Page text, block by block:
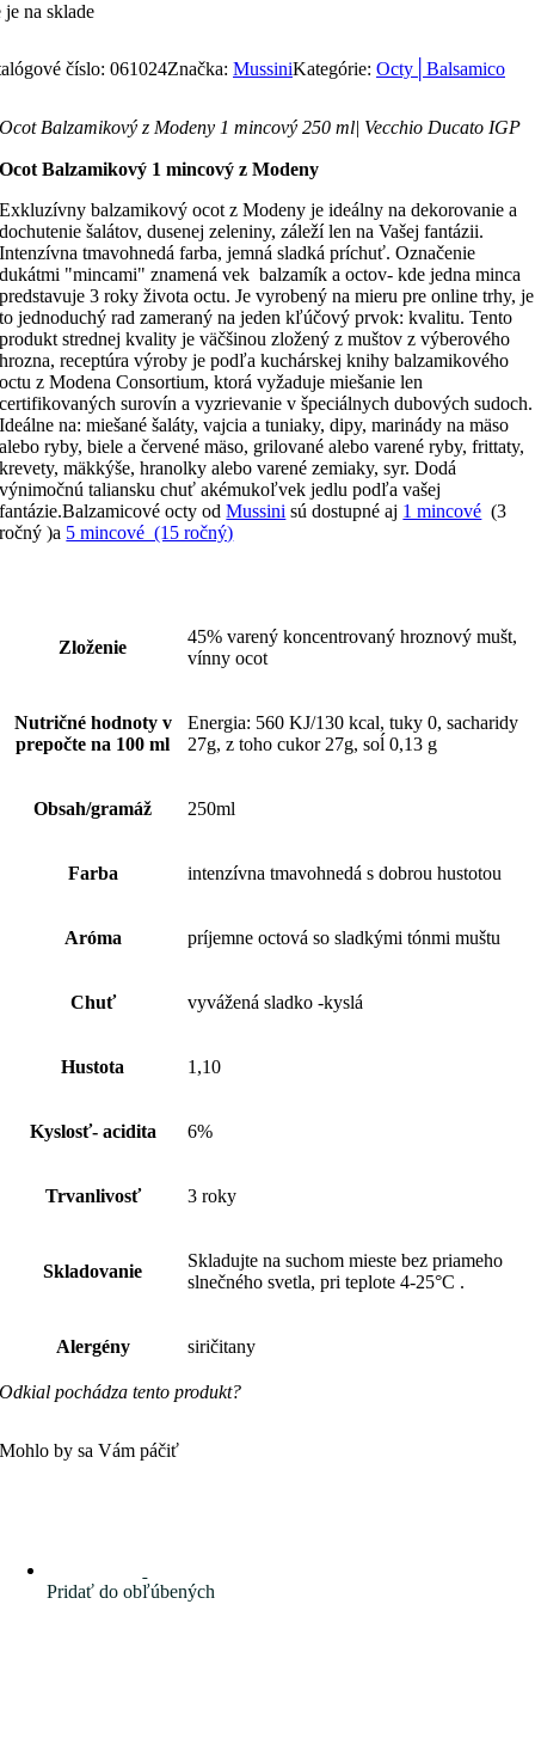
je na sklade
číslo: 061024Značka: MussiniKategórie: Octy│Balsamico
Ocot Balzamikový z Modeny 1 mincový 250 ml| Vecchio Ducato IGP
Ocot Balzamikový 1 mincový z Modeny
Exkluzívny balzamikový ocot z Modeny je ideálny na dekorovanie a
dochutenie šalátov, dusenej zeleniny, záleží len na Vašej fantázii.
Intenzívna tmavohnedá farba, jemná sladká príchuť. Označenie
dukátmi "mincami" znamená vek balzamík a octov- kde jedna minca
predstavuje 3 roky života octu. Je vyrobený na mieru pre online trhy, je
to jednoduchý rad zameraný na jeden kľúčový prvok: kvalitu. Tento
produkt strednej kvality je väčšinou zložený z muštov z výberového
hrozna, receptúra výroby je podľa kuchárskej knihy balzamikového
octu z Modena Consortium, ktorá vyžaduje miešanie len
certifikovaných surovín a vyzrievanie v špeciálnych dubových sudoch.
Ideálne na: miešané šaláty, vajcia a tuniaky, dipy, marinády na mäso
alebo ryby, biele a červené mäso, grilované alebo varené ryby, frittaty,
krevety, mäkkýše, hranolky alebo varené zemiaky, syr. Dodá
výnimočnú taliansku chuť akémukoľvek jedlu podľa vašej
fantázie.Balzamicové octy odMussini sú dostupné aj 1 mincové (3
ročný )a 5 mincové (15 ročný)
Zloženie
45% varený koncentrovaný hroznový mušt,
vínny ocot
Nutričné hodnoty v
prepočte na 100 ml
Energia: 560 KJ/130 kcal, tuky 0, sacharidy
27g, z toho cukor 27g, soĺ 0,13 g
Obsah/gramáž 250ml
Farba intenzívna tmavohnedá s dobrou hustotou
Aróma príjemne octová so sladkými tónmi muštu
Chuť vyvážená sladko -kyslá
Hustota 1,10
Kyslosť- acidita 6%
Trvanlivosť 3 roky
Skladovanie
Skladujte na suchom mieste bez priameho
slnečného svetla, pri teplote 4-25°C .
Alergény siričitany
Odkial pochádza tento produkt?
Mohlo by sa Vám páčiť
Pridať do obľúbených